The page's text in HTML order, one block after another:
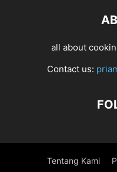
all about
Contact us:
Tentang Kami